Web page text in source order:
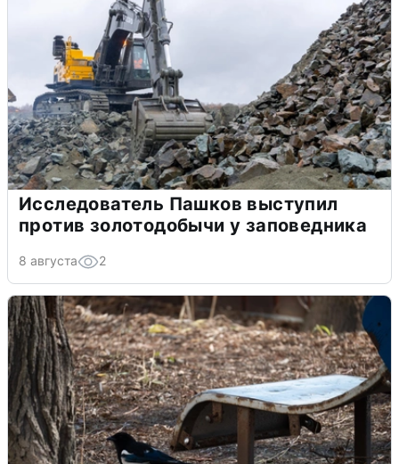
Исследователь Пашков выступил
против золотодобычи у заповедника
8 августа 2